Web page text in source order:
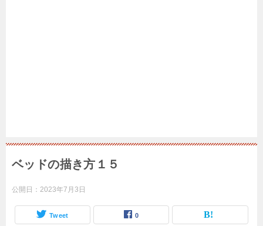
ベッドの描き方１５
公開日： 2023年7月3日
Tweet 0